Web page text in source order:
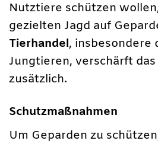
Nutztiere schützen
gezielten Jagd auf
Tierhandel, insbesondere
Jungtieren, verschärft
zusätzlich.
Schutzmaßnahmen
Um Geparden zu